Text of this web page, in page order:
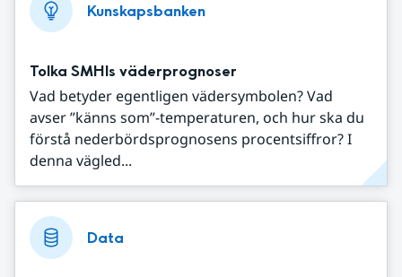
Kunskapsbanken
Tolka SMHIs väderprognoser
Vad betyder egentligen vädersymbolen? Vad
avser ”känns som”-temperaturen, och hur ska du
förstå nederbördsprognosens procentsiffror? I
denna vägled...
Data